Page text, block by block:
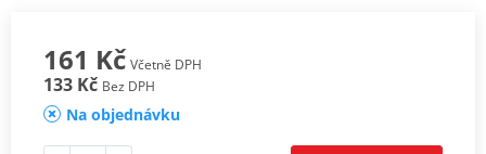
161 Kč Včetně DPH
133 Kč Bez DPH
Na objednávku